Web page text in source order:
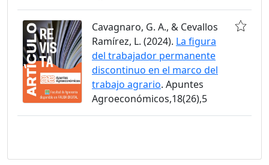
Cavagnaro, G. A., & Cevallos
Ramírez, L. (2024). La figura
del trabajador permanente
discontinuo en el marco del
trabajo agrario. Apuntes
Agroeconómicos,18(26),5